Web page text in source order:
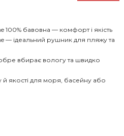
100% бавовна — комфорт і якість
— ідеальний рушник для пляжу та
вбирає вологу та швидко
якості для моря, басейну або